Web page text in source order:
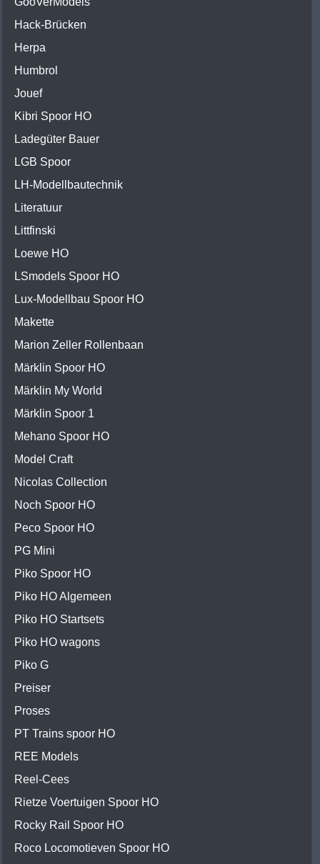
Hack-Brücken
Herpa
Humbrol
Jouef
Kibri Spoor HO
Ladegüter Bauer
LGB Spoor
LH-Modellbautechnik
Literatuur
Littfinski
Loewe HO
LSmodels Spoor HO
Lux-Modellbau Spoor HO
Makette
Marion Zeller Rollenbaan
Märklin Spoor HO
Märklin My World
Märklin Spoor 1
Mehano Spoor HO
Model Craft
Nicolas Collection
Noch Spoor HO
Peco Spoor HO
PG Mini
Piko Spoor HO
Piko HO Algemeen
Piko HO Startsets
Piko HO wagons
Piko G
Preiser
Proses
PT Trains spoor HO
REE Models
Reel-Cees
Rietze Voertuigen Spoor HO
Rocky Rail Spoor HO
Roco Locomotieven Spoor HO